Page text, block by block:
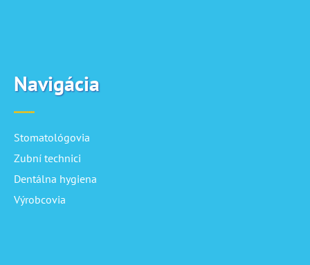
Navigácia
Stomatológovia
Zubní technici
Dentálna hygiena
Výrobcovia